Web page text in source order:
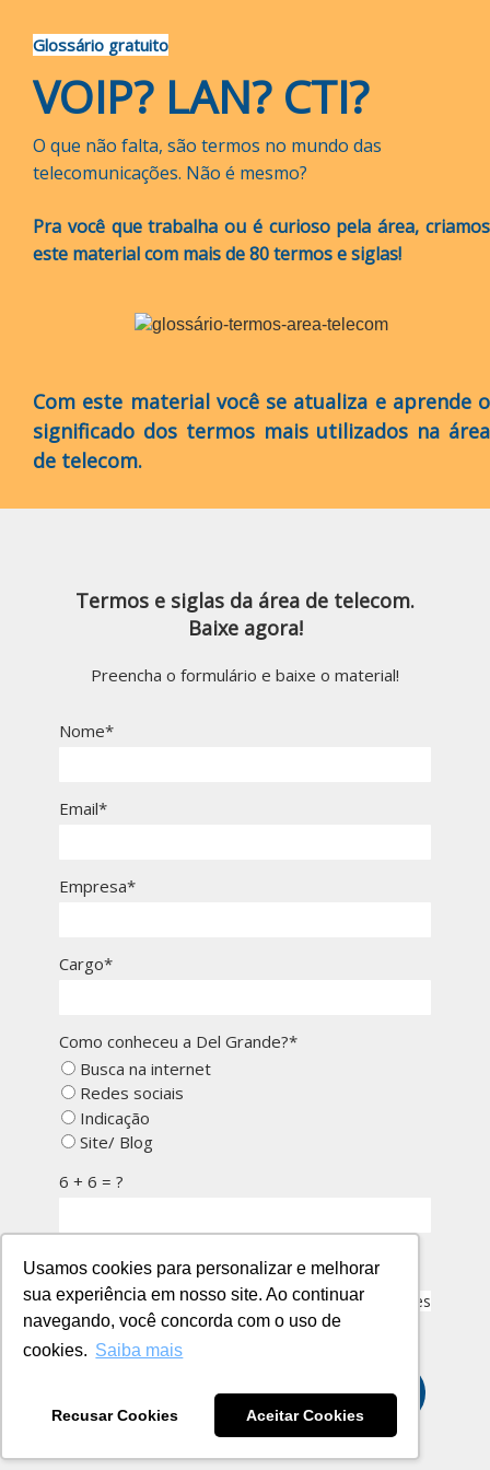
Usamos cookies para personalizar e melhorar
sua experiência em nosso site. Ao continuar
navegando, você concorda com o uso de
cookies. Saiba mais
Recusar Cookies Aceitar Cookies
Glossário gratuito
VOIP? LAN? CTI?
O que não falta, são termos no mundo das
telecomunicações. Não é mesmo?
Pra você que trabalha ou é curioso pela área, criamos
este material com mais de 80 termos e siglas!
Com este material você se atualiza e aprende o
significado dos termos mais utilizados na área
de telecom.
Termos e siglas da área de telecom.
Baixe agora!
Preencha o formulário e baixe o material!
Nome*
Email*
Empresa*
Cargo*
Como conheceu a Del Grande?*
Busca na internet
Redes sociais
Indicação
Site/ Blog
6 + 6 = ?
Eu concordo em receber comunicações.
Ao informar meus dados, estou ciente das diretrizes
daPolítica de Privacidade.
QUERO BAIXAR O GLOSSÁRIO